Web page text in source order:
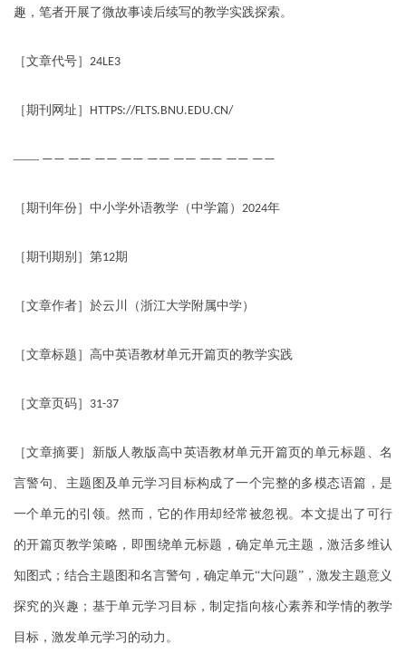
趣，笔者开展了微故事读后续写的教学实践探索。
［文章代号］ 24LE3
［期刊网址］ HTTPS://FLTS.BNU.EDU.CN/
—— —— —— —— —— —— —— —— —— ——
［期刊年份］中小学外语教学（中学篇） 2024年
［期刊期别］第12期
［文章作者］於云川（浙江大学附属中学）
［文章标题］高中英语教材单元开篇页的教学实践
［文章页码］ 31-37
［文章摘要］新版人教版高中英语教材单元开篇页的单元标题、名
言警句、主题图及单元学习目标构成了一个完整的多模态语篇，是
一个单元的引领。然而，它的作用却经常被忽视。本文提出了可行
的开篇页教学策略，即围绕单元标题，确定单元主题，激活多维认
知图式；结合主题图和名言警句，确定单元“大问题”，激发主题意义
探究的兴趣；基于单元学习目标，制定指向核心素养和学情的教学
目标，激发单元学习的动力。